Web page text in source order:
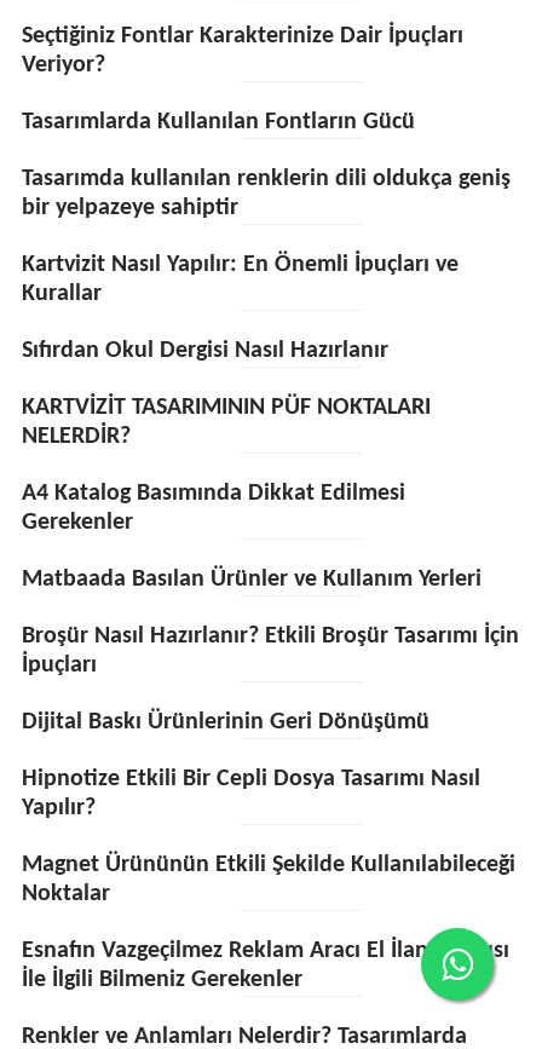
Seçtiğiniz Fontlar Karakterinize Dair İpuçları
Veriyor?
Tasarımlarda Kullanılan Fontların Gücü
Tasarımda kullanılan renklerin dili oldukça geniş
bir yelpazeye sahiptir
Kartvizit Nasıl Yapılır: En Önemli İpuçları ve
Kurallar
Sıfırdan Okul Dergisi Nasıl Hazırlanır
KARTVİZİT TASARIMININ PÜF NOKTALARI
NELERDİR?
A4 Katalog Basımında Dikkat Edilmesi
Gerekenler
Matbaada Basılan Ürünler ve Kullanım Yerleri
Broşür Nasıl Hazırlanır? Etkili Broşür Tasarımı İçin
İpuçları
Dijital Baskı Ürünlerinin Geri Dönüşümü
Hipnotize Etkili Bir Cepli Dosya Tasarımı Nasıl
Yapılır?
Magnet Ürününün Etkili Şekilde Kullanılabileceği
Noktalar
Esnafın Vazgeçilmez Reklam Aracı El İlanı Baskısı
İle İlgili Bilmeniz Gerekenler
Renkler ve Anlamları Nelerdir? Tasarımlarda